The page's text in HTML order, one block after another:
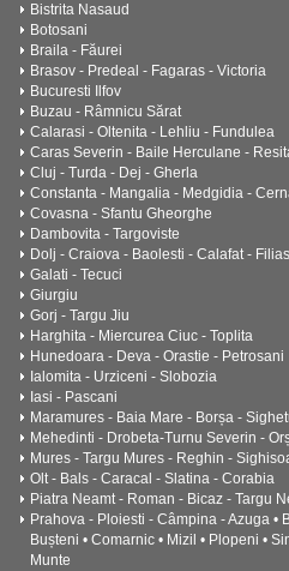
Bistrita Nasaud
Botosani
Braila - Făurei
Brasov - Predeal - Fagaras - Victoria
Bucuresti Ilfov
Buzau - Râmnicu Sărat
Calarasi - Oltenita - Lehliu - Fundulea
Caras Severin - Baile Herculane -
Cluj - Turda - Dej - Gherla
Constanta - Mangalia - Medgidia -
Covasna - Sfantu Gheorghe
Dambovita - Targoviste
Dolj - Craiova - Baolesti - Calafat -
Galati - Tecuci
Giurgiu
Gorj - Targu Jiu
Harghita - Miercurea Ciuc - Toplita
Hunedoara - Deva - Orastie - Petrosani
Ialomita - Urziceni - Slobozia
Iasi - Pascani
Maramures - Baia Mare - Borșa -
Mehedinti - Drobeta-Turnu Severin -
Mures - Targu Mures - Reghin -
Olt - Bals - Caracal - Slatina - Corabia
Piatra Neamt - Roman - Bicaz - Targu
Prahova - Ploiesti - Câmpina - Azuga •
Bușteni • Comarnic • Mizil • Plopeni •
Munte